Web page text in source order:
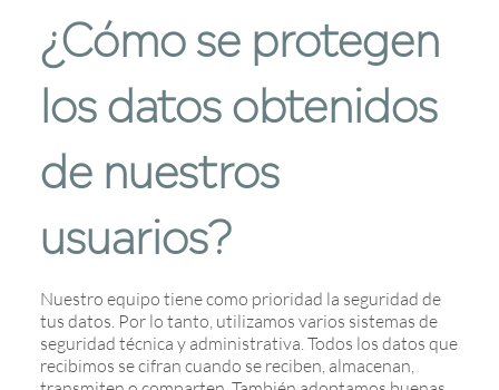
¿Cómo se protegen
los datos obtenidos
de nuestros
usuarios?
Nuestro equipo tiene como prioridad la seguridad de
tus datos. Por lo tanto, utilizamos varios sistemas de
seguridad técnica y administrativa. Todos los datos que
recibimos se cifran cuando se reciben, almacenan,